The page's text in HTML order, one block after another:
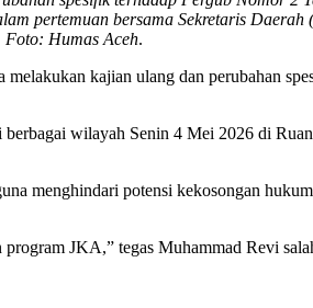
pertemuan bersama Sekretaris Daerah
Humas Aceh.
kajian ulang dan perubahan
wilayah Senin 4 Mei 2026 di
menghindari potensi kekosongan
JKA,” tegas Muhammad Revi